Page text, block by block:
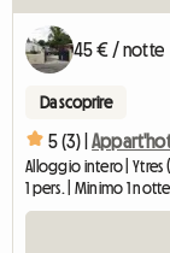
45 € / notte
Da scoprire
5 (3) |
Alloggio intero | Ytres
1 pers. | Minimo 1 notte